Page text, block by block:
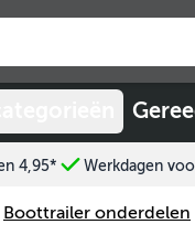
4,95* Werkdagen
Boottrailer onderdelen